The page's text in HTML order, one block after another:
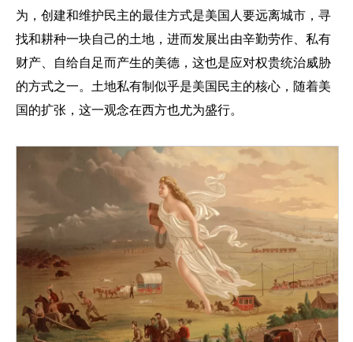
为，创建和维护民主的最佳方式是美国人要远离城市，寻
找和耕种一块自己的土地，进而发展出由辛勤劳作、私有
财产、自给自足而产生的美德，这也是应对权贵统治威胁
的方式之一。土地私有制似乎是美国民主的核心，随着美
国的扩张，这一观念在西方也尤为盛行。